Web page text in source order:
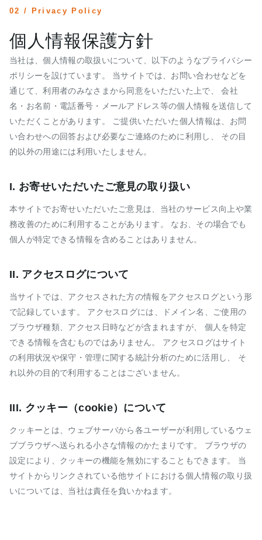
02 / Privacy Policy
個人情報保護方針
当社は、個人情報の取扱いについて、以下のようなプライバシー
ポリシーを設けています。 当サイトでは、お問い合わせなどを
通じて、利用者のみなさまから同意をいただいた上で、 会社
名・お名前・電話番号・メールアドレス等の個人情報を送信して
いただくことがあります。 ご提供いただいた個人情報は、お問
い合わせへの回答および必要なご連絡のために利用し、 その目
的以外の用途には利用いたしません。
I. お寄せいただいたご意見の取り扱い
本サイトでお寄せいただいたご意見は、当社のサービス向上や業
務改善のために利用することがあります。 なお、その場合でも
個人が特定できる情報を含めることはありません。
II. アクセスログについて
当サイトでは、アクセスされた方の情報をアクセスログという形
で記録しています。 アクセスログには、ドメイン名、ご使用の
ブラウザ種類、アクセス日時などが含まれますが、 個人を特定
できる情報を含むものではありません。 アクセスログはサイト
の利用状況や保守・管理に関する統計分析のために活用し、 そ
れ以外の目的で利用することはございません。
III. クッキー（cookie）について
クッキーとは、ウェブサーバから各ユーザーが利用しているウェ
ブブラウザへ送られる小さな情報のかたまりです。 ブラウザの
設定により、クッキーの機能を無効にすることもできます。 当
サイトからリンクされている他サイトにおける個人情報の取り扱
いについては、当社は責任を負いかねます。